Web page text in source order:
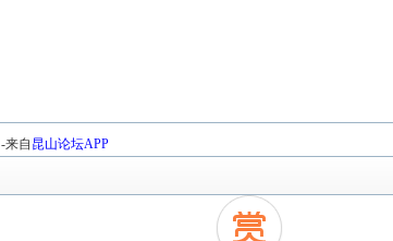
-来自 昆山论坛APP